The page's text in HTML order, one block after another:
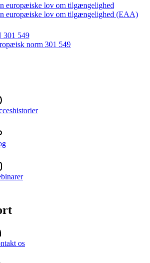
europæiske lov om tilgængelighed
europæiske lov om tilgængelighed (EAA)
301 549
norm 301 549
os